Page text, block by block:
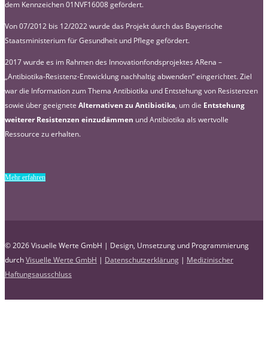
dem Kennzeichen 01NVF16008 gefördert.
Von 07/2012 bis 12/2022 wurde das Projekt durch das Bayerische
Staatsministerium für Gesundheit und Pflege gefördert.
2017 wurde es im Rahmen des Innovationfondsprojektes ARena –
„Antibiotika-Resistenz-Entwicklung nachhaltig abwenden“ eingerichtet. Ziel
war die Information zum Thema Antibiotika und Entstehung von Resistenzen
sowie über geeignete Alternativen zu Antibiotika, um die Entstehung
weiterer Resistenzen einzudämmen und Antibiotika als wertvolle
Ressource zu erhalten.
Mehr erfahren
© 2026 Visuelle Werte GmbH | Design, Umsetzung und Programmierung
durchVisuelle Werte GmbH | Datenschutzerklärung | Medizinischer
Haftungsausschluss